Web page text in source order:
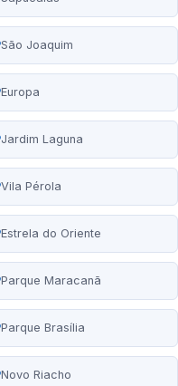
São Joaquim
Europa
Jardim Laguna
Vila Pérola
Estrela do Oriente
Parque Maracanã
Parque Brasília
Novo Riacho